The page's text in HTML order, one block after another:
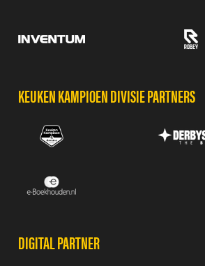
KEUKEN KAMPIOEN DIVISIE PARTNERS
DIGITAL PARTNER